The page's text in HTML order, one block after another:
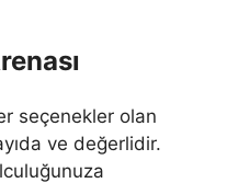
seçenekler olan
ve değerlidir.